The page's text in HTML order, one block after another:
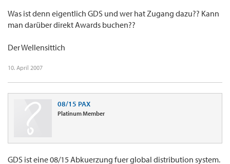
Was ist denn eigentlich GDS und wer hat Zugang dazu?? Kann
man darüber direkt Awards buchen??
Der Wellensittich
10. April 2007
08/15 PAX
Platinum Member
GDS ist eine 08/15 Abkuerzung fuer global distribution system.